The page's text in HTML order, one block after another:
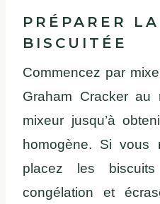
PRÉPARER
BISCUITÉE
Commencez par
Graham Cracker au
mixeur jusqu’à
homogène. Si vous
placez les
congélation et